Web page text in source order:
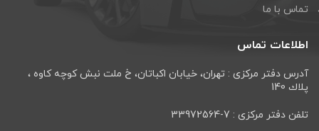
تماس با ما
اطلاعات تماس
آدرس دفتر مرکزی : تهران، خيابان اكباتان، خ ملت نبش كوچه كاوه ،
پلاك 140
تلفن دفتر مرکزی : 7-33972564